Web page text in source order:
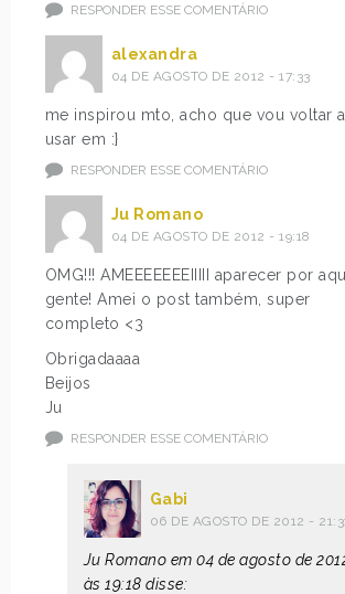
RESPONDER ESSE COMENTÁRIO
alexandra
04 DE AGOSTO DE 2012 - 17:33
me inspirou mto, acho que vou voltar a
usar em :}
RESPONDER ESSE COMENTÁRIO
Ju Romano
04 DE AGOSTO DE 2012 - 19:18
OMG!!! AMEEEEEEEIIIII aparecer por
gente! Amei o post também, super
completo <3
Obrigadaaaa
Beijos
Ju
RESPONDER ESSE COMENTÁRIO
Gabi
06 DE AGOSTO DE 2012 -
Ju Romano em 04 de agosto de
às 19:18 disse: